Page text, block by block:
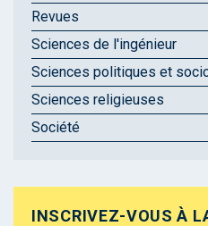
Revues
Sciences de l'ingénieur
Sciences politiques et
Sciences religieuses
Société
INSCRIVEZ-VOUS À